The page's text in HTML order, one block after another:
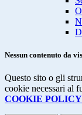
Nessun contenuto da
Questo sito o gli
cookie necessari al
COOKIE POLICY